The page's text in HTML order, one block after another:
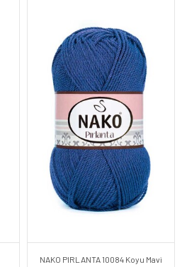
NAKO PIRLANTA 10084 Koyu Mavi